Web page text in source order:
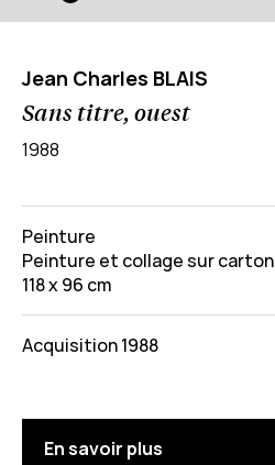
Jean Charles BLAIS
Sans titre, ouest
1988
Peinture
Peinture et collage sur carton
118 x 96 cm
Acquisition 1988
En savoir plus